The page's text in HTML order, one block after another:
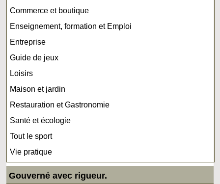
Commerce et boutique
Enseignement, formation et Emploi
Entreprise
Guide de jeux
Loisirs
Maison et jardin
Restauration et Gastronomie
Santé et écologie
Tout le sport
Vie pratique
Gouverné avec rigueur.